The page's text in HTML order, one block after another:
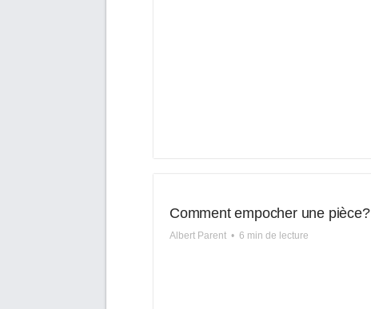
Comment empocher une pièce?
Albert Parent • 6 min de lecture